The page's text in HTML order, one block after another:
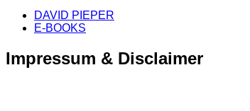
DAVID PIEPER
E-BOOKS
Impressum & Disclaimer